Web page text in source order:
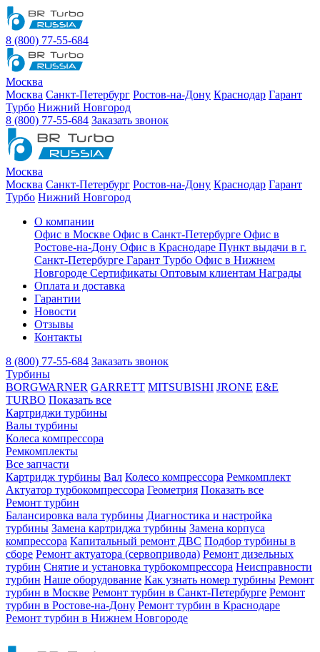
8 (800) 77-55-684
Москва
Москва Санкт-Петербург Ростов-на-Дону Краснодар Гарант
Турбо Нижний Новгород
8 (800) 77-55-684 Заказать звонок
Москва
Москва Санкт-Петербург Ростов-на-Дону Краснодар Гарант
Турбо Нижний Новгород
О компании
Офис в Москве Офис в Санкт-Петербурге Офис в
Ростове-на-Дону Офис в Краснодаре Пункт выдачи в г.
Санкт-Петербурге Гарант Турбо Офис в Нижнем
Новгороде Сертификаты Оптовым клиентам Награды
Оплата и доставка
Гарантии
Новости
Отзывы
Контакты
8 (800) 77-55-684 Заказать звонок
Турбины
BORGWARNER GARRETT MITSUBISHI JRONE E&E
TURBO Показать все
Картриджи турбины
Валы турбины
Колеса компрессора
Ремкомплекты
Все запчасти
Картридж турбины Вал Колесо компрессора Ремкомплект
Актуатор турбокомпрессора Геометрия Показать все
Ремонт турбин
Балансировка вала турбины Диагностика и настройка
турбины Замена картриджа турбины Замена корпуса
компрессора Капитальный ремонт ДВС Подбор турбины в
сборе Ремонт актуатора (сервопривода) Ремонт дизельных
турбин Снятие и установка турбокомпрессора Неисправности
турбин Наше оборудование Как узнать номер турбины Ремонт
турбин в Москве Ремонт турбин в Санкт-Петербурге Ремонт
турбин в Ростове-на-Дону Ремонт турбин в Краснодаре
Ремонт турбин в Нижнем Новгороде